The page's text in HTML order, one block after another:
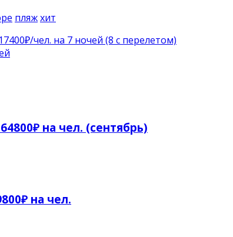
пляжхит
чел. на 7 ночей (8 с перелетом)
на чел. (сентябрь)
на чел.